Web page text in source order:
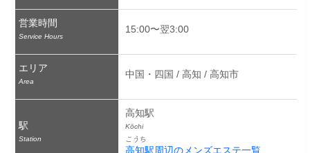
営業時間
Service Hours
15:00〜翌3:00
エリア
Area
中国・四国 / 高知 / 高知市
駅
Station
高知駅
Kōchi
こうち
高知駅周辺のメンズエステ一覧